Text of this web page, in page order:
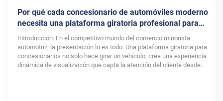
de automóviles moderno
giratoria profesional para
mundo del comercio minorista
todo. Una plataforma giratoria para
un vehículo; crea una experiencia
capta la atención del cliente desde
¡Se han instalado dos
en una destacada
condimentados!
nuevas cotas y lograr
Recientemente, dos
brazo Wemet fueron
una empresa líder del
se dedica principalmente a